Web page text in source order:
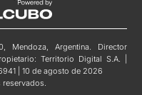
Mendoza, Argentina. Director
Territorio Digital S.A. |
| 10 de agosto de 2026